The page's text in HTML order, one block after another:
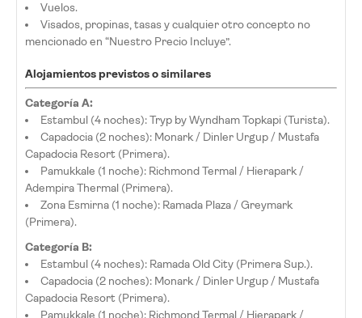
Vuelos.
Visados, propinas, tasas y cualquier otro concepto no
mencionado en “Nuestro Precio Incluye”.
Alojamientos previstos o similares
Categoría A:
Estambul (4 noches): Tryp by Wyndham Topkapi (Turista).
Capadocia (2 noches): Monark / Dinler Urgup / Mustafa
Capadocia Resort (Primera).
Pamukkale (1 noche): Richmond Termal / Hierapark /
Adempira Thermal (Primera).
Zona Esmirna (1 noche): Ramada Plaza / Greymark
(Primera).
Categoría B:
Estambul (4 noches): Ramada Old City (Primera Sup.).
Capadocia (2 noches): Monark / Dinler Urgup / Mustafa
Capadocia Resort (Primera).
Pamukkale (1 noche): Richmond Termal / Hierapark /